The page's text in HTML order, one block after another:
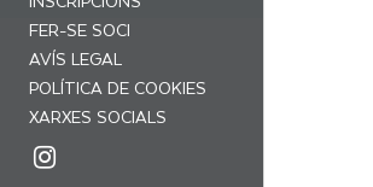
FER-SE SOCI
AVÍS LEGAL
POLÍTICA DE COOKIES
XARXES SOCIALS